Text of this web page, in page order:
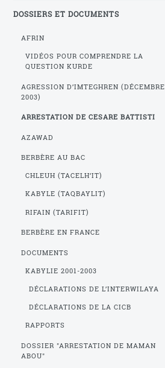
DOSSIERS ET DOCUMENTS
AFRIN
VIDÉOS POUR COMPRENDRE LA
QUESTION KURDE
AGRESSION D’IMTEGHREN (DÉCEMBRE
2003)
ARRESTATION DE CESARE BATTISTI
AZAWAD
BERBÈRE AU BAC
CHLEUH (TACELH’IT)
KABYLE (TAQBAYLIT)
RIFAIN (TARIFIT)
BERBÈRE EN FRANCE
DOCUMENTS
KABYLIE 2001-2003
DÉCLARATIONS DE L’INTERWILAYA
DÉCLARATIONS DE LA CICB
RAPPORTS
DOSSIER "ARRESTATION DE MAMAN
ABOU"